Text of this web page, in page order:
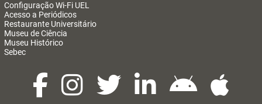
Configuração Wi-Fi UEL
Acesso a Periódicos
Restaurante Universitário
Museu de Ciência
Museu Histórico
Sebec